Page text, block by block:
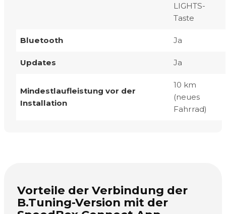
LIGHTS-
Taste
Bluetooth Ja
Updates Ja
Mindestlaufleistung vor der
Installation
10 km
(neues
Fahrrad)
Vorteile der Verbindung der
B.Tuning-Version mit der